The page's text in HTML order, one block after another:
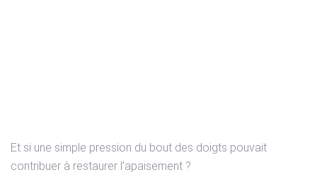
Et si une simple pression du bout des doigts pouvait
contribuer à restaurer l’apaisement ?